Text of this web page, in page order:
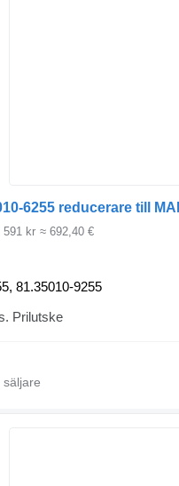
591 kr ≈ 692,40 €
81.35010-9255
Prilutske